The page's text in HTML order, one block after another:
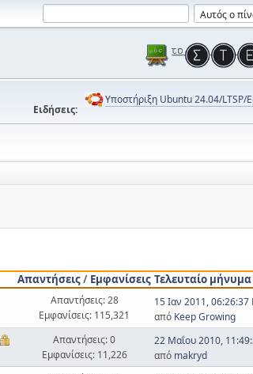
Ειδήσεις:
Υποστήριξη Ubuntu 24.04/LTSP/
Απαντήσεις/ Εμφανίσεις Τελευταίο μήνυμα
Απαντήσεις: 28
Εμφανίσεις: 115,321
15 Ιαν 2011,
από Keep Growing
Απαντήσεις: 0
Εμφανίσεις: 11,226
22 Μαΐου 2010,
από makryd